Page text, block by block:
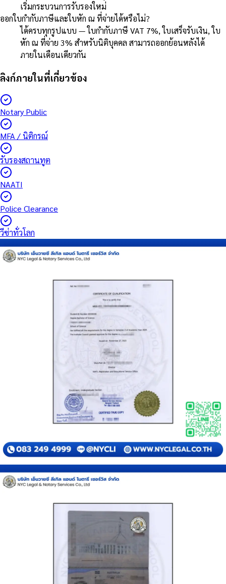
เริ่มกระบวนการรับรองใหม่
ออกใบกำกับภาษีและใบหัก ณ ที่จ่ายได้หรือไม่?
ได้ครบทุกรูปแบบ — ใบกำกับภาษี VAT 7%, ใบเสร็จรับเงิน, ใบ
หัก ณ ที่จ่าย 3% สำหรับนิติบุคคล สามารถออกย้อนหลังได้
ภายในเดือนเดียวกัน
ลิงก์ภายในที่เกี่ยวข้อง
Notary Public
MFA / นิติกรณ์
รับรองสถานทูต
NAATI
Police Clearance
วีซ่าทั่วโลก